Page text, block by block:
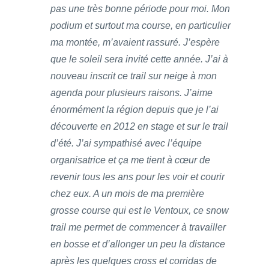
pas une très bonne période pour moi. Mon
podium et surtout ma course, en particulier
ma montée, m’avaient rassuré. J’espère
que le soleil sera invité cette année. J’ai à
nouveau inscrit ce trail sur neige à mon
agenda pour plusieurs raisons. J’aime
énormément la région depuis que je l’ai
découverte en 2012 en stage et sur le trail
d’été. J’ai sympathisé avec l’équipe
organisatrice et ça me tient à cœur de
revenir tous les ans pour les voir et courir
chez eux. A un mois de ma première
grosse course qui est le Ventoux, ce snow
trail me permet de commencer à travailler
en bosse et d’allonger un peu la distance
après les quelques cross et corridas de